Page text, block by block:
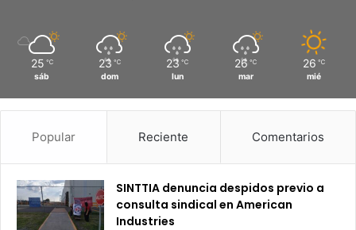
25 ℃
sáb
23 ℃
dom
23 ℃
lun
26 ℃
mar
26 ℃
mié
Popular Reciente Comentarios
SINTTIA denuncia despidos previo a
consulta sindical en American
Industries